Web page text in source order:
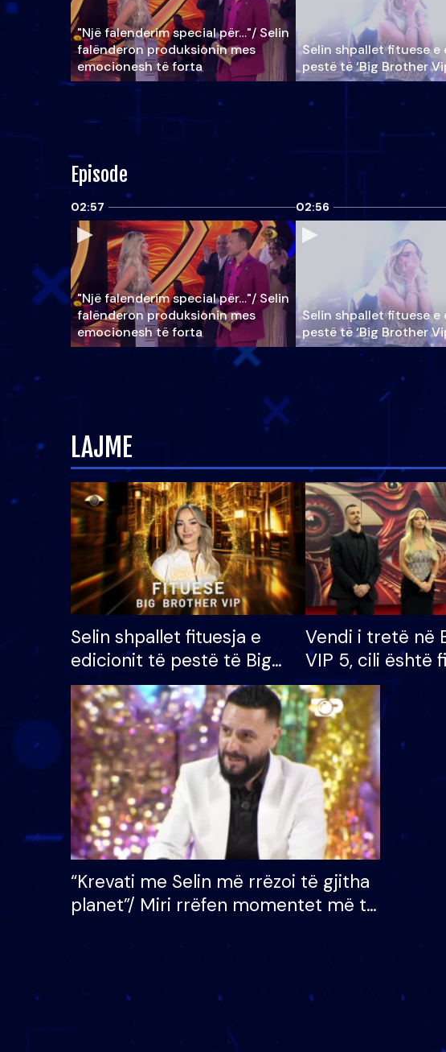
"Një falenderim special për…"/ Selin
falënderon produksionin mes
emocionesh të forta
Selin shpallet fituese
pestë të ‘Big Brother
Episode
02:57
"Një falenderim special për…"/ Selin
falënderon produksionin mes
emocionesh të forta
02:56
Selin shpallet fituese
pestë të ‘Big Brother
LAJME
Selin shpallet fituesja e
edicionit të pestë të Big
Brother VIP, rrëmben
çmimin e madh prej 100
mijë eurosh
Vendi i tretë në
VIP 5, cili është
radhës që lë
“Krevati me Selin më rrëzoi të gjitha
planet”/ Miri rrëfen momentet më të
mungojë zilja e mëngjesit kur…